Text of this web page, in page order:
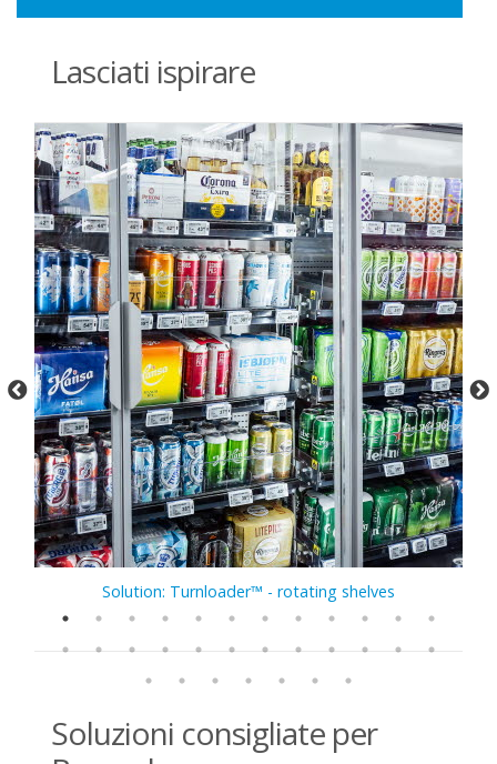
Lasciati ispirare
Solution: Turnloader™ - rotating shelves
Soluzioni consigliate per